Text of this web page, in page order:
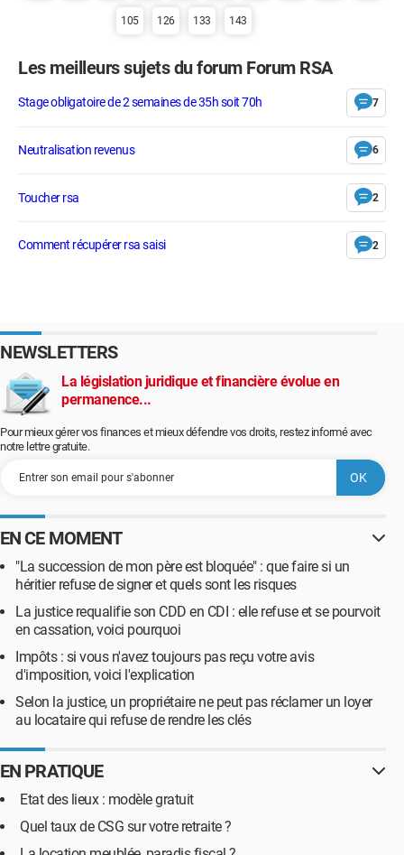
105 126 133 143
Les meilleurs sujets du forum Forum RSA
Stage obligatoire de 2 semaines de 35h soit 70h 7
Neutralisation revenus 6
Toucher rsa 2
Comment récupérer rsa saisi 2
NEWSLETTERS
La législation juridique et financière évolue en
permanence...
Pour mieux gérer vos finances et mieux défendre vos droits, restez informé avec
notre lettre gratuite.
EN CE MOMENT
"La succession de mon père est bloquée" : que faire si un
héritier refuse de signer et quels sont les risques
La justice requalifie son CDD en CDI : elle refuse et se pourvoit
en cassation, voici pourquoi
Impôts : si vous n'avez toujours pas reçu votre avis
d'imposition, voici l'explication
Selon la justice, un propriétaire ne peut pas réclamer un loyer
au locataire qui refuse de rendre les clés
EN PRATIQUE
Etat des lieux : modèle gratuit
Quel taux de CSG sur votre retraite ?